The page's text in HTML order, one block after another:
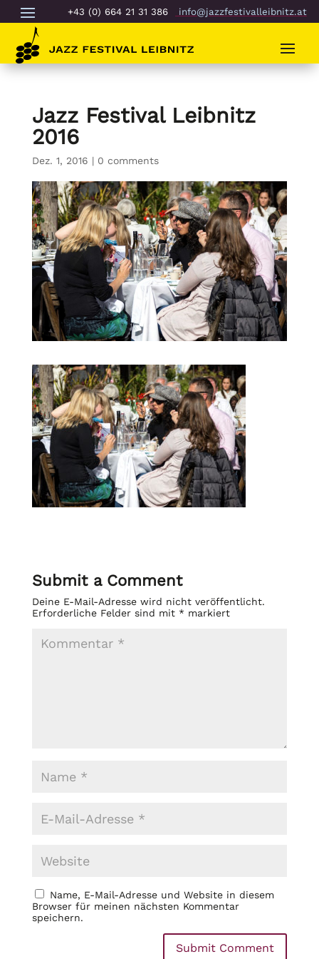
+43 (0) 664 21 31 386 info@jazzfestivalleibnitz.at
Jazz Festival Leibnitz
2016
Dez. 1, 2016 | 0 comments
Submit a Comment
Deine E-Mail-Adresse wird nicht veröffentlicht.
Erforderliche Felder sind mit *markiert
Name, E-Mail-Adresse und Website in diesem
Browser für meinen nächsten Kommentar
speichern.